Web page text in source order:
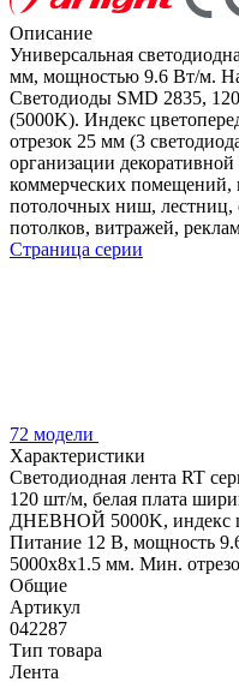
Описание
Универсальная
мм, мощностью 9.6 Вт/м.
Светодиоды SMD 2835,
(5000K). Индекс
отрезок 25 мм (3
организации
коммерческих помещений,
потолочных ниш, лестниц,
потолков, витражей,
Страница серии
72 модели
Характеристики
Светодиодная лента RT
120 шт/м, белая плата
ДНЕВНОЙ 5000K, индекс
Питание 12 В, мощность
5000x8x1.5 мм. Мин.
Общие
Артикул
042287
Тип товара
Лента